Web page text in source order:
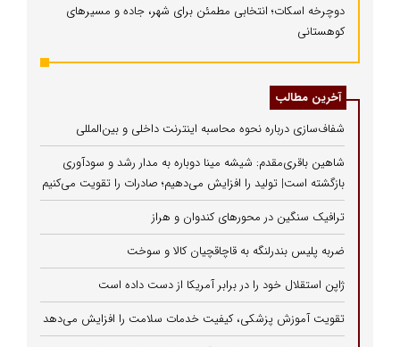
دوچرخه اسکات؛ انتخابی مطمئن برای شهر، جاده و مسیرهای
کوهستانی
آخرین مطالب
شفاف‌سازی درباره نحوه محاسبه اینترنت داخلی و بین‌المللی
شاهین باقری‌مقدم: شیشه مینا دوباره به مدار رشد و سودآوری
بازگشته است| تولید را افزایش می‌دهیم؛ صادرات را تقویت می‌کنیم
ترافیک سنگین در محورهای کندوان و هراز
ضربه پلیس بندرلنگه به قاچاقچیان کالا و سوخت
ژاپن استقلال خود را در برابر آمریکا از دست داده است
تقویت آموزش پزشکی، کیفیت خدمات سلامت را افزایش می‌دهد